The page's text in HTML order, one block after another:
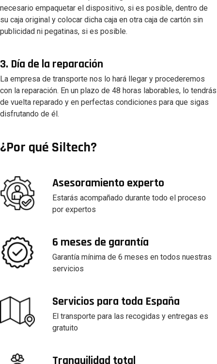
necesario empaquetar el dispositivo, si es posible, dentro de
su caja original y colocar dicha caja en otra caja de cartón sin
publicidad ni pegatinas, si es posible.
3. Día de la reparación
La empresa de transporte nos lo hará llegar y procederemos
con la reparación. En un plazo de 48 horas laborables, lo tendrás
de vuelta reparado y en perfectas condiciones para que sigas
disfrutando de él.
¿Por qué Siltech?
Asesoramiento experto
Estarás acompañado durante todo el proceso
por expertos
6 meses de garantía
Garantía mínima de 6 meses en todos nuestras
servicios
Servicios para toda España
El transporte para las recogidas y entregas es
gratuito
Tranquilidad total